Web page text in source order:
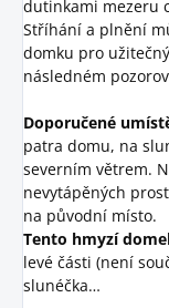
dutinkami mezeru
Stříhání a plnění
domku pro
následném
Doporučené
patra domu, na
severním větrem.
nevytápěných
na původní místo.
Tento hmyzí
levé části (není
slunéčka…